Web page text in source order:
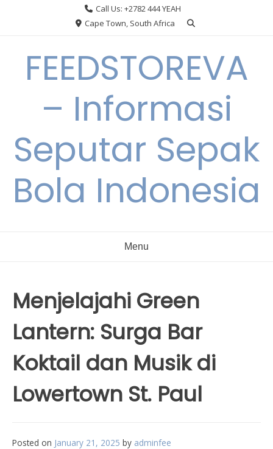
Call Us: +2782 444 YEAH
Cape Town, South Africa
FEEDSTOREVA
– Informasi
Seputar Sepak
Bola Indonesia
Menu
Menjelajahi Green
Lantern: Surga Bar
Koktail dan Musik di
Lowertown St. Paul
Posted on January 21, 2025 by adminfee